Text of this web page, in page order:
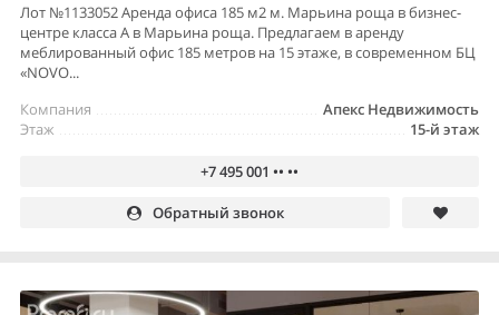
Лот №1133052 Аренда офиса 185 м2 м. Марьина роща в бизнес-
центре класса А в Марьина роща. Предлагаем в аренду
меблированный офис 185 метров на 15 этаже, в современном БЦ
«NOVO...
Апекс Недвижимость
Компания
15-й этаж
Этаж
+7 495 001 •• ••
Обратный звонок